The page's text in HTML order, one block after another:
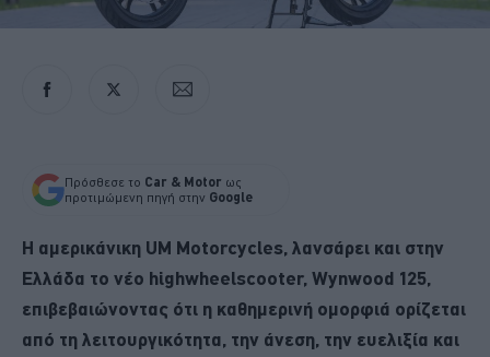
Πρόσθεσε το Car & Motor ως
προτιμώμενη πηγή στην Google
Η αμερικάνικη UM Motorcycles, λανσάρει και στην
Ελλάδα το νέο highwheelscooter, Wynwood 125,
επιβεβαιώνοντας ότι η καθημερινή ομορφιά ορίζεται
από τη λειτουργικότητα, την άνεση, την ευελιξία και